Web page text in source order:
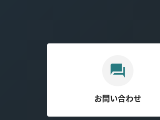
お問い合わせ